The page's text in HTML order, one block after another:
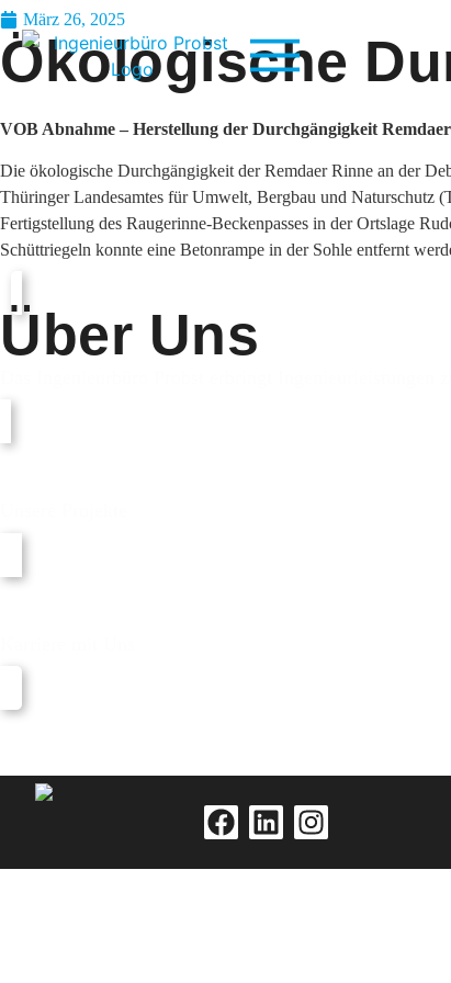
März 26, 2025
Ökologische
VOB Abnahme – Herstellung der Durchgängigkeit
Die ökologische Durchgängigkeit der Remdaer Rinne an der
Thüringer Landesamtes für Umwelt, Bergbau und Naturschutz
Fertigstellung des Raugerinne-Beckenpasses in der Ortslage
Schüttriegeln konnte eine Betonrampe in der Sohle entfernt
Über Uns